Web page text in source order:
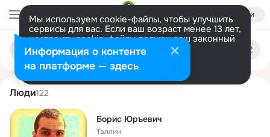
Войти
Мы используем cookie-файлы, чтобы улучшить
сервисы для вас. Если ваш возраст менее 13 лет,
настроить cookie-файлы должен ваш законный
представитель. Больше информации
Разрешить все Настроить
Поиск
людям
boris yurevich
Люди122
Борис Юръевич
Таллин
Информация о контенте
на платформе — здесь